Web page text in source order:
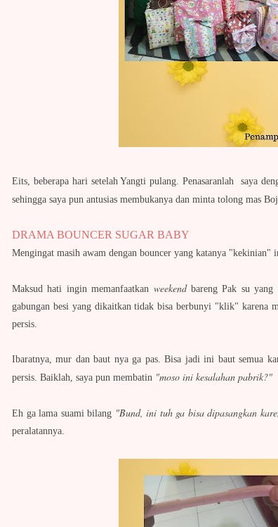
Eits, beberapa hari setelah Yangti pulang. Penasaranlah saya
sehingga saya pun antusias membukanya dan minta tolong mas
DRAMA BOUNCER SUGAR BABY
Mengingat masih awam dengan bouncer yang katanya
Maksud hati ingin memanfaatkan weekendbareng Pak su yang
gabungan besi yang dikaitkan tidak bisa berbunyi "klik" karena
persis.
Ibaratnya, mur dan baut nya ga pas. Bisa jadi ini baut semua
persis. Baiklah, saya pun membatin "moso ini kesalahan pabrik?"
Eh ga lama suami bilang "Bund, ini tuh ga bisa dipasangkan
peralatannya.